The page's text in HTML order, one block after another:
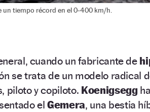
un tiempo récord en el 0-400 km/h.
cuando un fabricante de
se trata de un modelo radical
piloto y copiloto. Koenigsegg
elGemera, una bestia